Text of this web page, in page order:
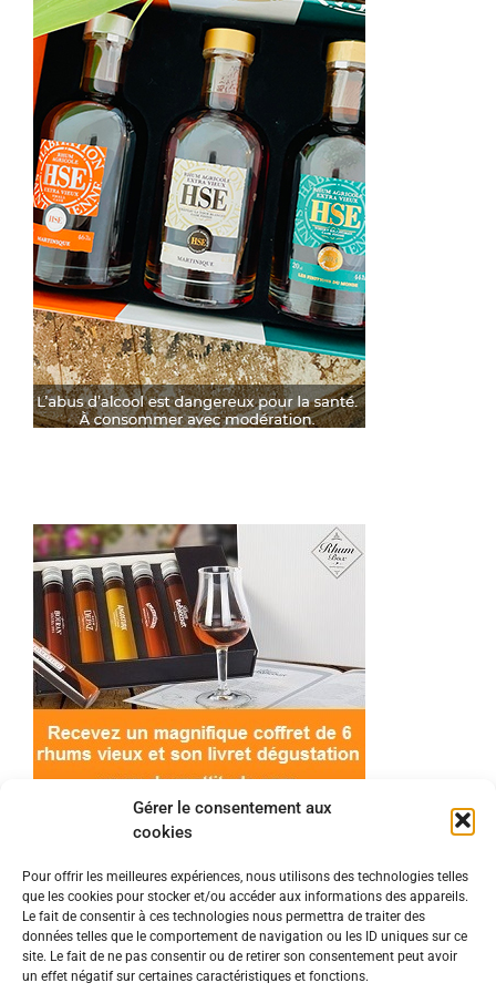
Gérer le consentement aux
cookies
Pour offrir les meilleures expériences, nous utilisons des technologies telles
que les cookies pour stocker et/ou accéder aux informations des appareils.
Le fait de consentir à ces technologies nous permettra de traiter des
données telles que le comportement de navigation ou les ID uniques sur ce
site. Le fait de ne pas consentir ou de retirer son consentement peut avoir
un effet négatif sur certaines caractéristiques et fonctions.
© 2022 Meilleur-rhum.net - Tous droits réservés
Mentions légales-Politique de cookies